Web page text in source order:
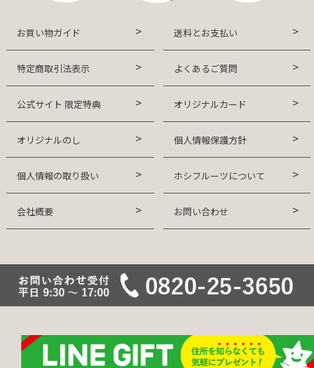
お買い物ガイド 送料とお支払い
特定商取引法表示 よくあるご質問
公式サイト 限定特典 オリジナルカード
オリジナルのし 個人情報保護方針
個人情報の取り扱い ホシフルーツについて
会社概要 お問い合わせ